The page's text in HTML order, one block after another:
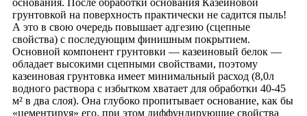
основания. После обработки основания Казеиновой
грунтовкой на поверхность практически не садится пыль!
А это в свою очередь повышает адгезию (сцепные
свойства) с последующим финишным покрытием.
Основной компонент грунтовки — казеиновый белок —
обладает высокими сцепными свойствами, поэтому
казеиновая грунтовка имеет минимальный расход (8,0л
водного раствора с избытком хватает для обработки 40-45
м² в два слоя). Она глубоко пропитывает основание, как бы
«цементируя» его, при этом диффундирующие свойства